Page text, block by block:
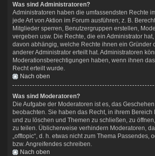
Was sind Administratoren?
Administratoren haben die umfassendsten Rechte
jede Art von Aktion im Forum ausführen; z. B.
Mitglieder sperren, Benutzergruppen erstellen,
vergeben usw. Die Rechte, die ein Administrator
davon abhängig, welche Rechte ihnen ein Gründer
anderer Administrator erteilt hat. Administratoren
Moderationsberechtigungen haben, wenn ihnen
Recht erteilt wurde.
Nach oben
Was sind Moderatoren?
Die Aufgabe der Moderatoren ist es, das
beobachten. Sie haben das Recht, in ihrem Bereich
und zu löschen und Themen zu schließen, zu
zu teilen. Üblicherweise verhindern Moderatoren,
„offtopic“, d. h. etwas nicht zum Thema Passendes,
bzw. Angreifendes schreiben.
Nach oben